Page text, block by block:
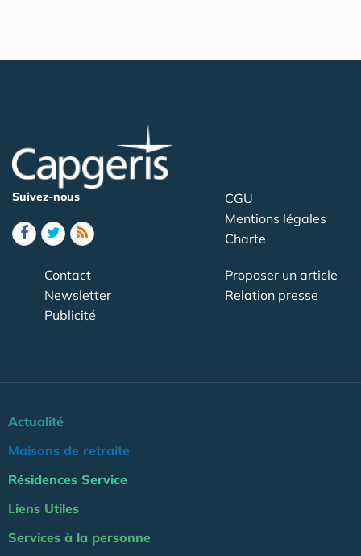
Suivez-nous
CGU
Mentions légales
Charte
Contact
Newsletter
Publicité
Proposer un article
Relation presse
Actualité
Maisons de retraite
Résidences Service
Liens Utiles
Services à la personne